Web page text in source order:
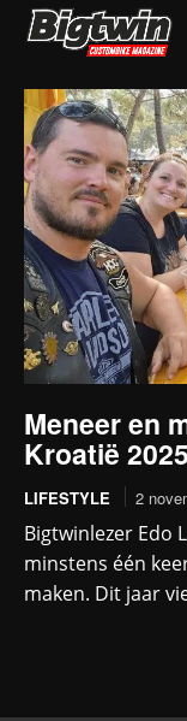
Meneer en
Kroatië 2025
LIFESTYLE 2
Bigtwinlezer Edo
minstens één
maken. Dit jaar